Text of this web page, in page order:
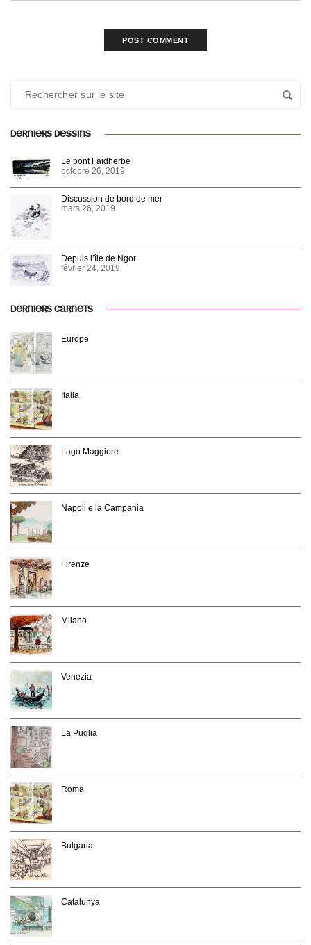
DERNIERS DESSINS
Le pont Faidherbe
octobre 26, 2019
Discussion de bord de mer
mars 26, 2019
Depuis l’île de Ngor
février 24, 2019
DERNIERS CARNETS
Europe
Italia
Lago Maggiore
Napoli e la Campania
Firenze
Milano
Venezia
La Puglia
Roma
Bulgaria
Catalunya